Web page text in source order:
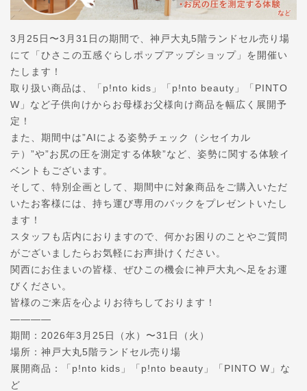
3月25日〜3月31日の期間で、神戸大丸5階ランドセル売り場
にて「ひさこの五感ぐらしポップアップショップ」を開催い
たします！
取り扱い商品は、「p!nto kids」「p!nto beauty」「PINTO
W」など子供向けからお母様お父様向け商品を幅広く展開予
定！
また、期間中は”AIによる姿勢チェック（シセイカル
テ）”や”お尻の圧を測定する体験”など、姿勢に関する体験イ
ベントもございます。
そして、特別企画として、期間中に対象商品をご購入いただ
いたお客様には、持ち運び専用のバックをプレゼントいたし
ます！
スタッフも店内におりますので、何かお困りのことやご質問
がございましたらお気軽にお声掛けください。
関西にお住まいの皆様、ぜひこの機会に神戸大丸へ足をお運
びください。
皆様のご来店を心よりお待ちしております！
————
期間：2026年3月25日（水）〜31日（火）
場所：神戸大丸5階ランドセル売り場
展開商品：「p!nto kids」「p!nto beauty」「PINTO W」な
ど